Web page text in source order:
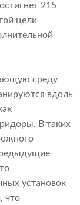
215
цели
среду
вдоль
В таких
установок
что